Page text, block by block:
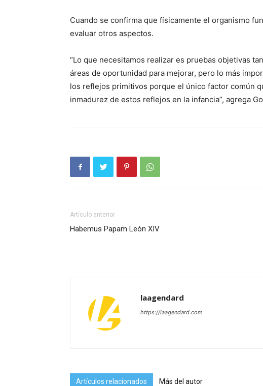
Cuando se confirma que físicamente el organismo
evaluar otros aspectos.
“Lo que necesitamos realizar es pruebas objetivas
áreas de oportunidad para mejorar, pero lo más
los reflejos primitivos porque el único factor común
inmadurez de estos reflejos en la infancia”, agrega
Artículo anterior
Habemus Papam León XIV
laagendard
https://laagendard.com
Artículos relacionados Más del autor